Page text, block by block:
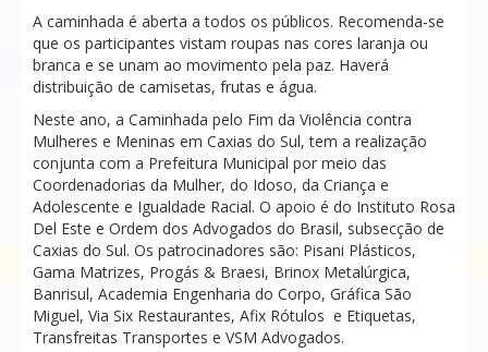
A caminhada é aberta a todos os públicos. Recomenda-se
que os participantes vistam roupas nas cores laranja ou
branca e se unam ao movimento pela paz. Haverá
distribuição de camisetas, frutas e água.
Neste ano, a Caminhada pelo Fim da Violência contra
Mulheres e Meninas em Caxias do Sul, tem a realização
conjunta com a Prefeitura Municipal por meio das
Coordenadorias da Mulher, do Idoso, da Criança e
Adolescente e Igualdade Racial. O apoio é do Instituto Rosa
Del Este e Ordem dos Advogados do Brasil, subsecção de
Caxias do Sul. Os patrocinadores são: Pisani Plásticos,
Gama Matrizes, Progás & Braesi, Brinox Metalúrgica,
Banrisul, Academia Engenharia do Corpo, Gráfica São
Miguel, Via Six Restaurantes, Afix Rótulos e Etiquetas,
Transfreitas Transportes e VSM Advogados.